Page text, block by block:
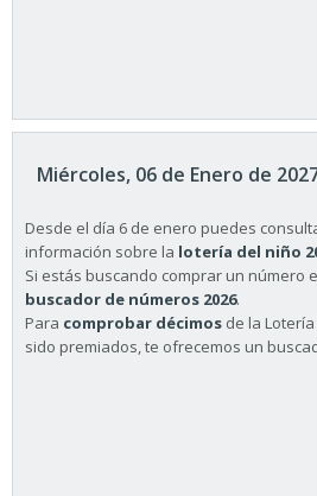
Miércoles, 06 de Enero de
Desde el día 6 de enero puedes
información sobre la lotería del niño
Si estás buscando comprar un número
buscador de números 2026.
Para comprobar décimos de la
sido premiados, te ofrecemos un